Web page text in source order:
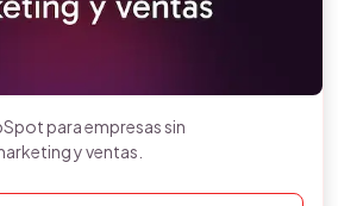
para empresas sin
y ventas.